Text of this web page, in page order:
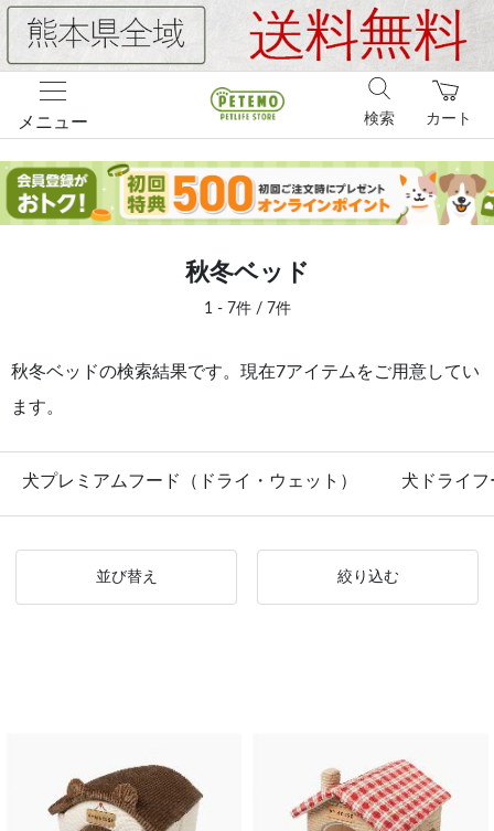
メニュー カート
検索
秋冬ベッド
1 - 7件 / 7件
秋冬ベッドの検索結果です。現在7アイテムをご用意してい
ます。
犬プレミアムフード（ドライ・ウェット） 犬ドライフ
並び替え 絞り込む